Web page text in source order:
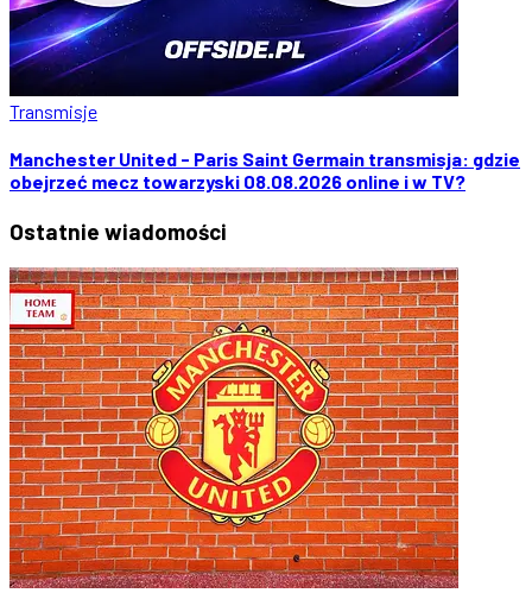
Transmisje
Manchester United - Paris Saint Germain transmisja: gdzie
obejrzeć mecz towarzyski 08.08.2026 online i w TV?
Ostatnie wiadomości